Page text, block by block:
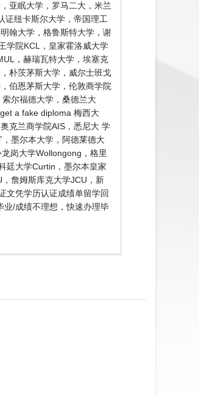
亚眠大学，罗马二大，米兰
证纽卡斯尔大学，帝国理工
翰大学，格鲁斯特大学，谢
学院KCL，皇家霍洛威大学
，赫瑞瓦特大学，埃塞克
朴茨茅斯大学，威尔士班戈
伯恩茅斯大学，伦敦商学院
尔福德大学，桑德兰大
a fake diploma 梅西大
克兰商学院AIS，悉尼大 学
墨尔本大学，阿德莱德大
岗大学Wollongong，格里
廷大学Curtin，墨尔本皇家
詹姆斯库克大学JCU，新
文凭学历认证成绩单留学回
业/成绩不理想，快速办理毕